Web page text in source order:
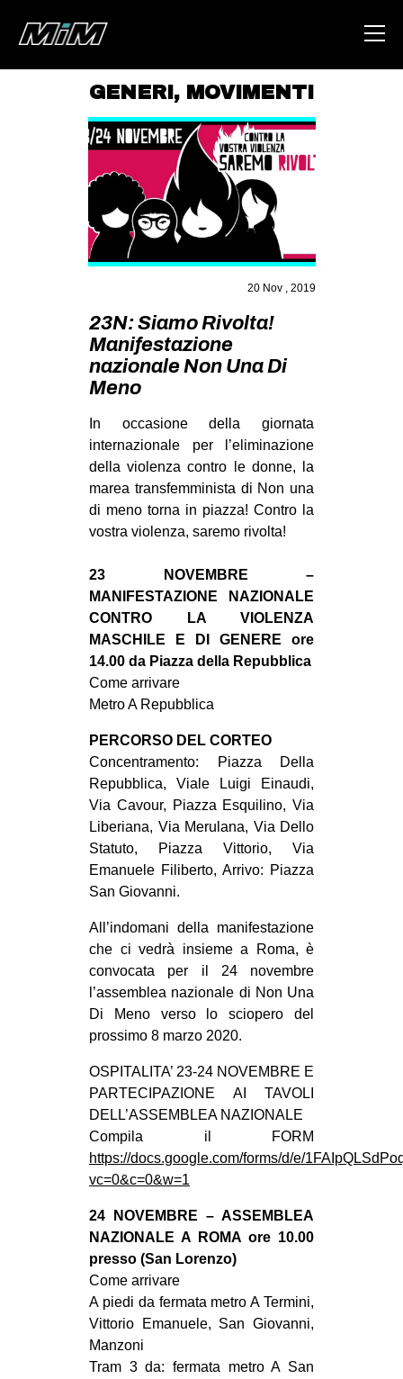
ABOUT
DEGENERAZIONE
CSOA LAMBRETTA
MSM
STUDENTI TSUNAMI
ZAM
MOBILITAZIONI
SPAZI
SPORT POPOLARE
MOVIMENTI
AMBIENTE
ANTIFASCISMO
DIRITTO ALL’ABITARE
GENERI
MIGRAZIONI
REPRESSIONE
STUDENTI
CULTURE
ARTE
MUSICA
RECENSIONI
INTERNAZIONALE
AFRICA
AMERICHE
ESTREMO ORIENTE
EUROPA
MEDIO ORIENTE
EVENTI
Fb
GENERI , MOVIMENTI
20 Nov , 2019
23N: Siamo Rivolta!
Manifestazione
nazionale Non Una Di
Meno
In occasione della giornata
internazionale per l’eliminazione
della violenza contro le donne, la
marea transfemminista di Non una
di meno torna in piazza! Contro la
vostra violenza, saremo rivolta!
23 NOVEMBRE –
MANIFESTAZIONE NAZIONALE
CONTRO LA VIOLENZA
MASCHILE E DI GENERE ore
14.00 da Piazza della Repubblica
Come arrivare
Metro A Repubblica
PERCORSO DEL CORTEO
Concentramento: Piazza Della
Repubblica, Viale Luigi Einaudi,
Via Cavour, Piazza Esquilino, Via
Liberiana, Via Merulana, Via Dello
Statuto, Piazza Vittorio, Via
Emanuele Filiberto, Arrivo: Piazza
San Giovanni.
All’indomani della manifestazione
che ci vedrà insieme a Roma, è
convocata per il 24 novembre
l’assemblea nazionale di Non Una
Di Meno verso lo sciopero del
prossimo 8 marzo 2020.
OSPITALITA’ 23-24 NOVEMBRE E
PARTECIPAZIONE AI TAVOLI
DELL’ASSEMBLEA NAZIONALE
Compila il FORM
https://docs.google.com/forms/d/e/
vc=0&c=0&w=1
24 NOVEMBRE – ASSEMBLEA
NAZIONALE A ROMA ore 10.00
presso (San Lorenzo)
Come arrivare
A piedi da fermata metro A Termini,
Vittorio Emanuele, San Giovanni,
Manzoni
Tram 3 da: fermata metro A San